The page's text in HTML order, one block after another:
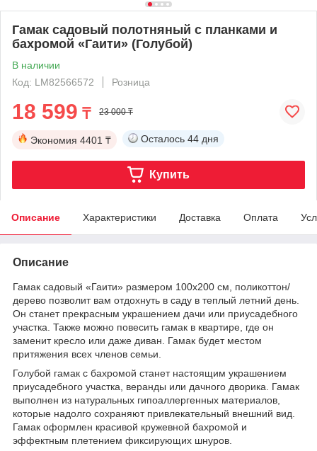
Гамак садовый полотняный с планками и
бахромой «Гаити» (Голубой)
В наличии
Код: LM82566572
Розница
18 599 ₸ 23 000 ₸
Экономия 4401 ₸ Осталось 44 дня
Купить
Описание Характеристики Доставка Оплата
Описание
Гамак садовый «Гаити» размером 100x200 см, поликоттон/
дерево позволит вам отдохнуть в саду в теплый летний день.
Он станет прекрасным украшением дачи или приусадебного
участка. Также можно повесить гамак в квартире, где он
заменит кресло или даже диван. Гамак будет местом
притяжения всех членов семьи.
Голубой гамак с бахромой станет настоящим украшением
приусадебного участка, веранды или дачного дворика. Гамак
выполнен из натуральных гипоаллергенных материалов,
которые надолго сохраняют привлекательный внешний вид.
Гамак оформлен красивой кружевной бахромой и
эффектным плетением фиксирующих шнуров.